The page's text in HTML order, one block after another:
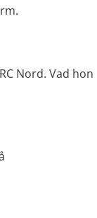
Nord. Vad hon